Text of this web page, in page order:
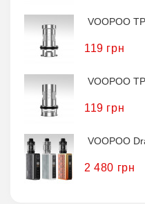
VOOPOO
119 грн
VOOPOO
119 грн
VOOPOO
2 480 грн